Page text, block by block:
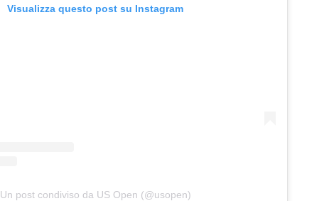
Visualizza questo post su Instagram
Un post condiviso da US Open (@usopen)